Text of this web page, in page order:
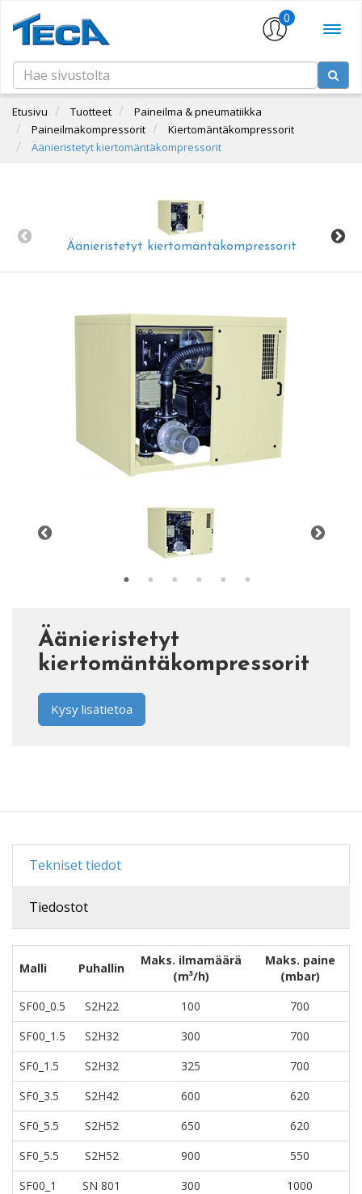
0
Etusivu Tuotteet
Paineilma & pneumatiikka
Paineilmakompressorit
Kiertomäntäkompressorit
Äänieristetyt kiertomäntäkompressorit
Äänieristetyt kiertomäntäkompressorit
Äänieristetyt
kiertomäntäkompressorit
Kysy lisätietoa
Tekniset tiedot
Tiedostot
Malli Puhallin
Maks. ilmamäärä
(m³/h)
Maks. paine
(mbar)
SF00_0.5
S2H22 100
700
SF00_1.5
S2H32 300
700
SF0_1.5
S2H32 325
700
SF0_3.5
S2H42 600
620
SF0_5.5
S2H52 650
620
SF0_5.5
S2H52 900
550
SF00_1
SN 801 300
1000